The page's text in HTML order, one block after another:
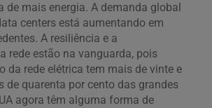
de mais energia. A demanda global
centers está aumentando em
A resiliência e a
rede estão na vanguarda, pois
da rede elétrica tem mais de vinte e
de quarenta por cento das grandes
agora têm alguma forma de